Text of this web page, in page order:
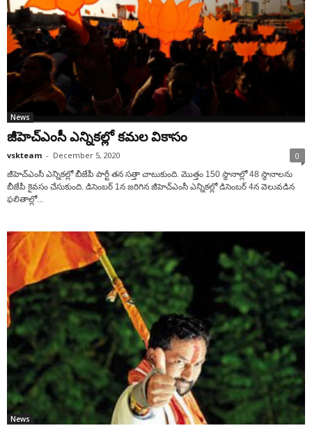
News
జీహెచ్ఎంసీ ఎన్నిక‌ల్లో క‌మ‌ల వికాసం
vskteam - December 5, 2020 0
జీహెచ్ఎంసీ ఎన్నిక‌ల్లో బీజేపీ పార్టీ త‌న స‌త్తా చాటుకుంది. మొత్తం 150 స్థానాల్లో 48 స్థానాల‌ను
బీజేపీ కైవ‌సం చేసుకుంది. డిసెంబ‌ర్ 1న జ‌రిగిన జీహెచ్ఎంసీ ఎన్నిక‌ల్లో డిసెంబ‌ర్ 4న వెలువ‌డిన
ఫ‌లితాల్లో...
News